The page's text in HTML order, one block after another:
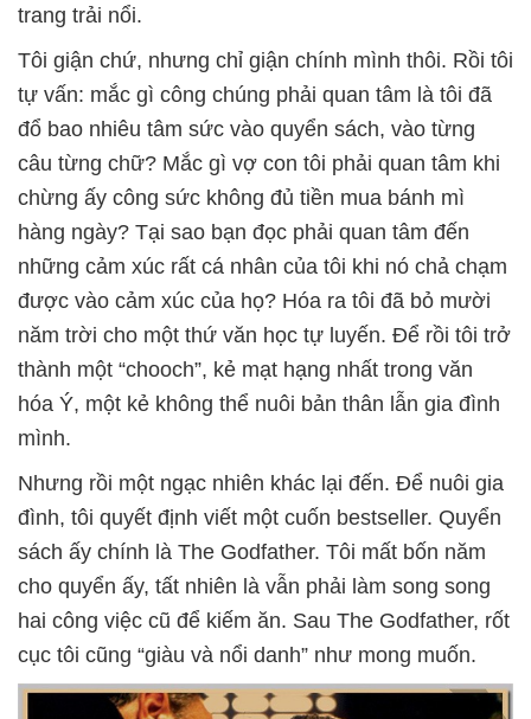
trang trải nổi.
Tôi giận chứ, nhưng chỉ giận chính mình thôi. Rồi tôi
tự vấn: mắc gì công chúng phải quan tâm là tôi đã
đổ bao nhiêu tâm sức vào quyển sách, vào từng
câu từng chữ? Mắc gì vợ con tôi phải quan tâm khi
chừng ấy công sức không đủ tiền mua bánh mì
hàng ngày? Tại sao bạn đọc phải quan tâm đến
những cảm xúc rất cá nhân của tôi khi nó chả chạm
được vào cảm xúc của họ? Hóa ra tôi đã bỏ mười
năm trời cho một thứ văn học tự luyến. Để rồi tôi trở
thành một “chooch”, kẻ mạt hạng nhất trong văn
hóa Ý, một kẻ không thể nuôi bản thân lẫn gia đình
mình.
Nhưng rồi một ngạc nhiên khác lại đến. Để nuôi gia
đình, tôi quyết định viết một cuốn bestseller. Quyển
sách ấy chính là The Godfather. Tôi mất bốn năm
cho quyển ấy, tất nhiên là vẫn phải làm song song
hai công việc cũ để kiếm ăn. Sau The Godfather, rốt
cục tôi cũng “giàu và nổi danh” như mong muốn.